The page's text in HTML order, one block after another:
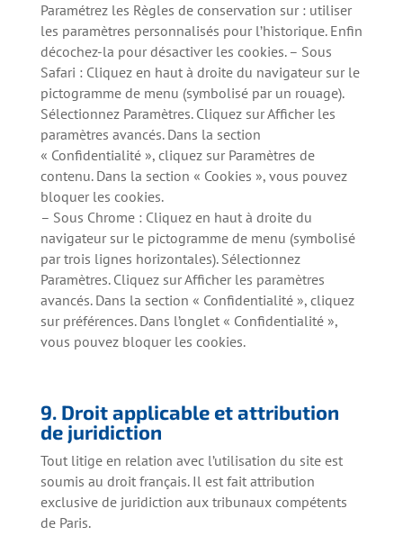
Paramétrez les Règles de conservation sur : utiliser
les paramètres personnalisés pour l’historique. Enfin
décochez-la pour désactiver les cookies. – Sous
Safari : Cliquez en haut à droite du navigateur sur le
pictogramme de menu (symbolisé par un rouage).
Sélectionnez Paramètres. Cliquez sur Afficher les
paramètres avancés. Dans la section
« Confidentialité », cliquez sur Paramètres de
contenu. Dans la section « Cookies », vous pouvez
bloquer les cookies.
– Sous Chrome : Cliquez en haut à droite du
navigateur sur le pictogramme de menu (symbolisé
par trois lignes horizontales). Sélectionnez
Paramètres. Cliquez sur Afficher les paramètres
avancés. Dans la section « Confidentialité », cliquez
sur préférences. Dans l’onglet « Confidentialité »,
vous pouvez bloquer les cookies.
9. Droit applicable et attribution
de juridiction
Tout litige en relation avec l’utilisation du site est
soumis au droit français. Il est fait attribution
exclusive de juridiction aux tribunaux compétents
de Paris.